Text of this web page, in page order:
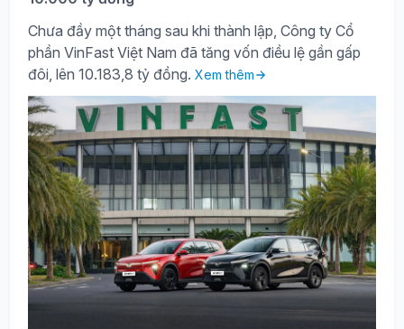
Chưa đầy một tháng sau khi thành lập, Công ty Cổ
phần VinFast Việt Nam đã tăng vốn điều lệ gần gấp
đôi, lên 10.183,8 tỷ đồng. Xem thêm